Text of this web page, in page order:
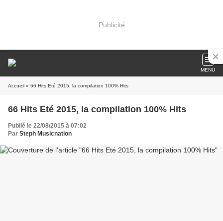
Publicité
MENU
Accueil » 66 Hits Eté 2015, la compilation 100% Hits
66 Hits Eté 2015, la compilation 100% Hits
Publié le 22/08/2015 à 07:02
Par Steph Musicnation